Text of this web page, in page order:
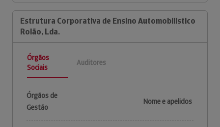
Estrutura Corporativa de Ensino Automobilistico
Rolão, Lda.
Órgãos
Sociais
Auditores
Órgãos de
Gestão
Nome e apelidos